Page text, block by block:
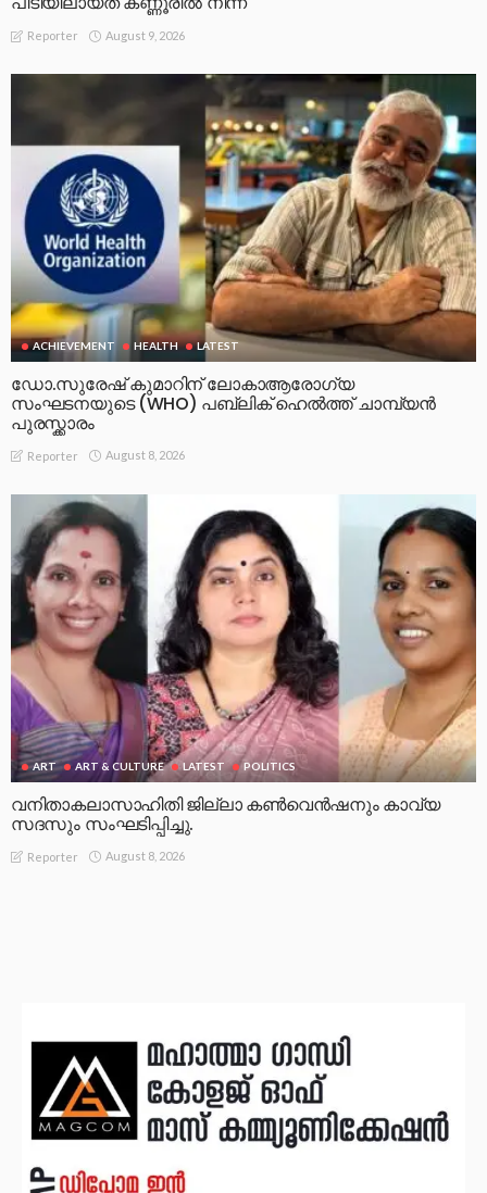
Reporter August 9, 2026
ACHIEVEMENT HEALTH LATEST
ഡോ.സുരേഷ് കുമാറിന് ലോകാആരോഗ്യ
സംഘടനയുടെ (WHO) പബ്ലിക് ഹെൽത്ത് ചാമ്പ്യൻ
പുരസ്ക്കാരം
Reporter August 8, 2026
ART ART & CULTURE LATEST POLITICS
വനിതാകലാസാഹിതി ജില്ലാ കൺവെൻഷനും കാവ്യ
സദസും സംഘടിപ്പിച്ചു.
Reporter August 8, 2026